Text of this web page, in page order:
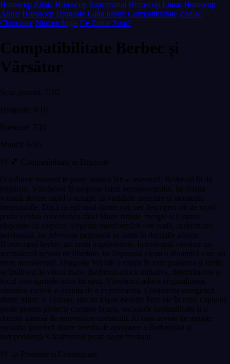
Horoscop Zilnic Horoscop Saptamanal Horoscop Lunar Horoscop
Anual Horoscop Dragoste Luna Iubirii Compatibilitate Zodiac
Chinezesc Numerologie Ce Zodie Sunt?
Compatibilitate Berbec și
Vărsător
Scor general: 7/10
Dragoste: 8/10
Prietenie: 7/10
Muncă: 6/10
## 💕 Compatibilitate in Dragoste
O scânteie instantă te poate arunca într-o aventură: Berbecul îți dă
impulsul, Vărsătorul îți propune harta necunoscutului, iar relația
voastră devine rapid o ecuație cu variabile nesigure și momente
memorabile. Dacă tu ești unul dintre voi, vei descoperi cât de rapid
poate evolua conexiunea când Marte trimite energie și Uranus
răspunde cu surprize. Urgența transformării este reală, curiozitatea
persistentă, iar relevanța personală se simte în deciziile zilnice.
Horoscopul berbec azi arată impulsivitate, horoscopul vărsător azi
semnalează nevoia de libertate, iar împreună creați o dinamică care nu
trece neobservată. Dragoste Vei trăi o relație în care pasiunea și ideile
se întâlnesc la viteză mare. Berbecul aduce inițiativa, determinarea și
focul care aprinde orice început. Vărsătorul aduce originalitatea,
viziunea socială și dorința de a experimenta. Conjuncția energetică
dintre Marte și Uranus, sau un trigon benefic între ele în tema cuplului,
poate genera proiecte comune bruşte, escapade neplanificate și o
dorință intensă de reinventare constantă. Ai însă nevoie de atenție:
opoziția ipotetică dintre nevoia de apropiere a Berbecului și
independența Vărsătorului poate naște tensiuni.
## 🤝 Prietenie si Comunicare